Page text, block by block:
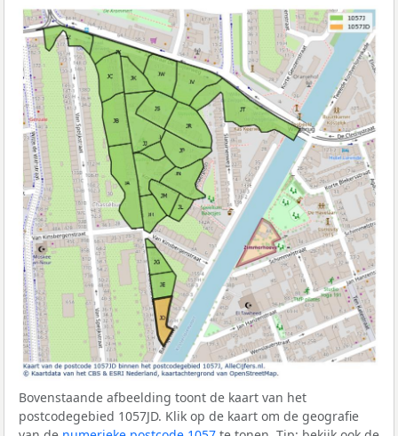
Bovenstaande afbeelding toont de kaart van het
postcodegebied 1057JD. Klik op de kaart om de geografie